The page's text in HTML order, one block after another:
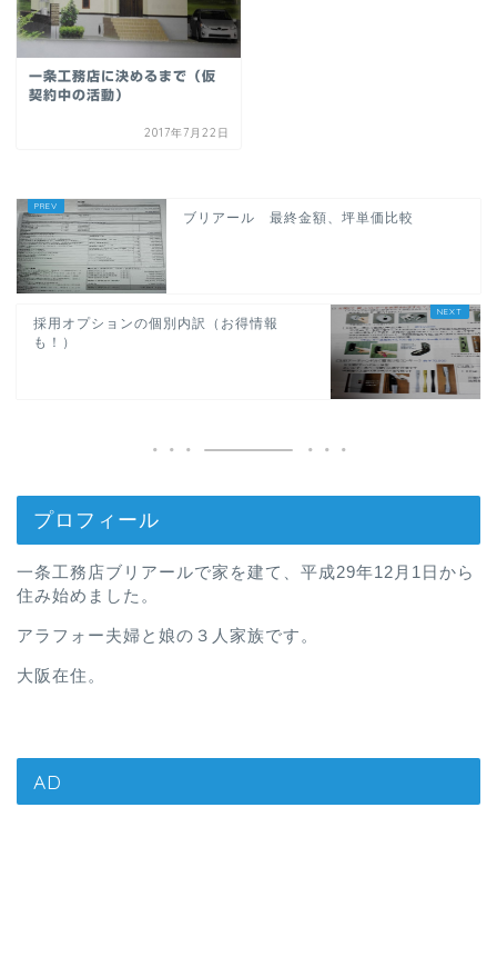
一条工務店に決めるまで（仮
契約中の活動）
2017年7月22日
ブリアール 最終金額、坪単価比較
採用オプションの個別内訳（お得情報
も！）
プロフィール
一条工務店ブリアールで家を建て、平成29年12月1日から
住み始めました。
アラフォー夫婦と娘の３人家族です。
大阪在住。
AD